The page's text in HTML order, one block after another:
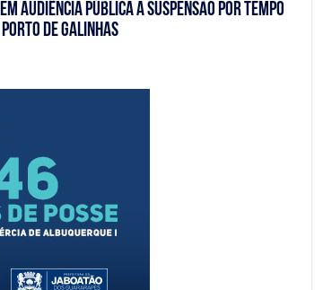
audiência pública a suspensão por tempo
de Galinhas